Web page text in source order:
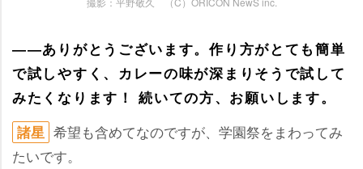
――ありがとうございます。作り方がとても簡単
で試しやすく、カレーの味が深まりそうで試して
みたくなります！ 続いての方、お願いします。
諸星 希望も含めてなのですが、学園祭をまわってみ
たいです。